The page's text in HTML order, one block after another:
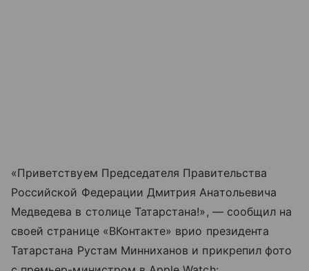
«Приветствуем Председателя Правительства
Российской Федерации Дмитрия Анатольевича
Медведева в столице Татарстана!», — сообщил на
своей странице «ВКонтакте» врио президента
Татарстана Рустам Минниханов и прикрепил фото